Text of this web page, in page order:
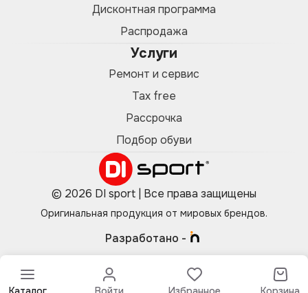
Дисконтная программа
Распродажа
Услуги
Ремонт и сервис
Tax free
Рассрочка
Подбор обуви
© 2026 DI sport | Все права защищены
Оригинальная продукция от мировых брендов.
Разработано -